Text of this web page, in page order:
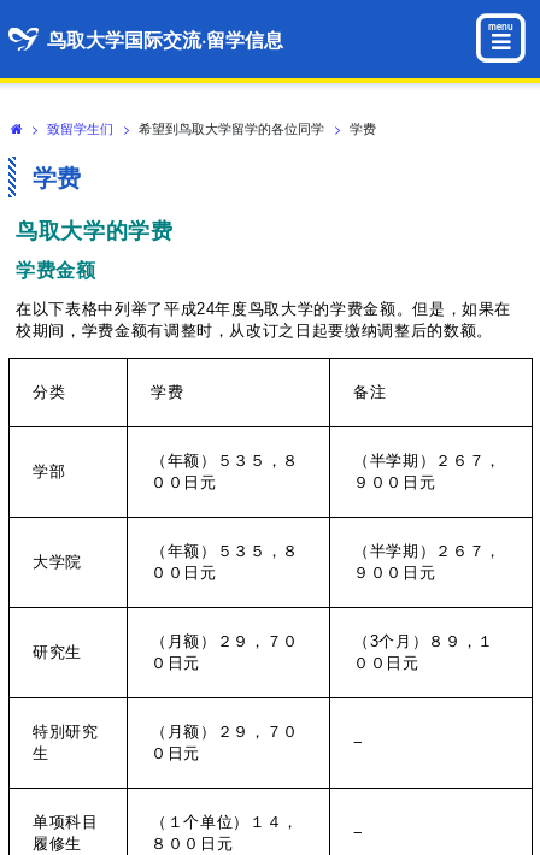
鸟取大学国际交流·留学信息 menu
> 致留学生们 > 希望到鸟取大学留学的各位同学 > 学费
学费
鸟取大学的学费
学费金额
在以下表格中列举了平成24年度鸟取大学的学费金额。但是，如果在
校期间，学费金额有调整时，从改订之日起要缴纳调整后的数额。
分类 学费 备注
学部
（年额）５３５，８
００日元
（半学期）２６７，
９００日元
大学院
（年额）５３５，８
００日元
（半学期）２６７，
９００日元
研究生
（月额）２９，７０
０日元
（3个月）８９，１
００日元
特別研究
生
（月额）２９，７０
０日元
−
单项科目
履修生
（１个单位）１４，
８００日元
−